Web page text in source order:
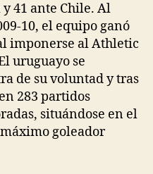
41 ante Chile. Al
10, el equipo ganó
imponerse al Athletic
uruguayo se
de su voluntad y tras
283 partidos
situándose en el
goleador